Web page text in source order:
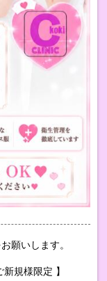
願いします。
規様限定 】